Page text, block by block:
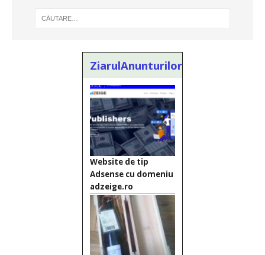
ZiarulAnunturilor.ro
Website de tip
Adsense cu domeniu
adzeige.ro